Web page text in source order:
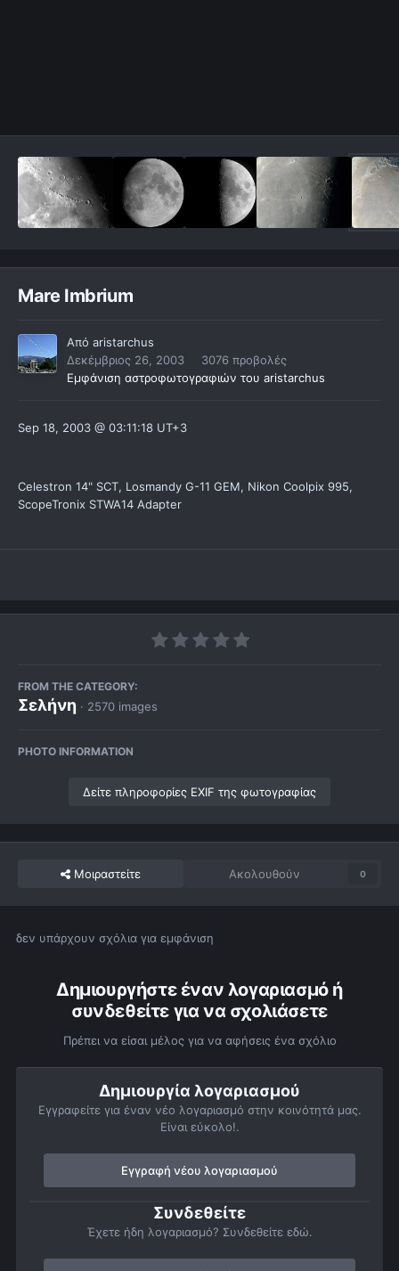
Mare Imbrium
Από aristarchus
Δεκέμβριος 26, 2003
3076 προβολές
Εμφάνιση αστροφωτογραφιών του aristarchus
Sep 18, 2003 @ 03:11:18 UT+3
Celestron 14" SCT, Losmandy G-11 GEM, Nikon Coolpix 995,
ScopeTronix STWA14 Adapter
FROM THE CATEGORY:
Σελήνη · 2570 images
PHOTO INFORMATION
Δείτε πληροφορίες EXIF της φωτογραφίας
Μοιραστείτε Ακολουθούν 0
δεν υπάρχουν σχόλια για εμφάνιση
Δημιουργήστε έναν λογαριασμό ή
συνδεθείτε για να σχολιάσετε
Πρέπει να είσαι μέλος για να αφήσεις ένα σχόλιο
Δημιουργία λογαριασμού
Εγγραφείτε για έναν νέο λογαριασμό στην κοινότητά μας.
Είναι εύκολο!.
Εγγραφή νέου λογαριασμού
Συνδεθείτε
Έχετε ήδη λογαριασμό? Συνδεθείτε εδώ.